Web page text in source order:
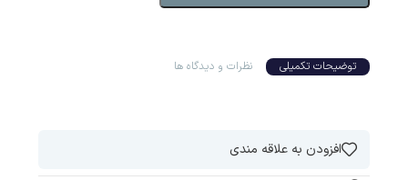
توضیحات تکمیلی نظرات و دیدگاه ها
افزودن به علاقه مندی